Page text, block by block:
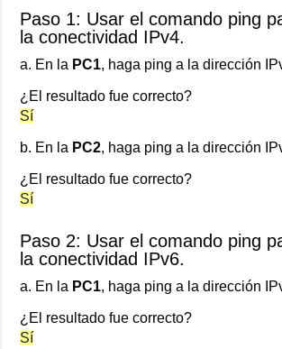
Paso 1: Usar el comando ping
la conectividad IPv4.
a. En la PC1, haga ping a la dirección
¿El resultado fue correcto?
Sí
b. En la PC2, haga ping a la dirección
¿El resultado fue correcto?
Sí
Paso 2: Usar el comando ping
la conectividad IPv6.
a. En la PC1, haga ping a la dirección
¿El resultado fue correcto?
Sí